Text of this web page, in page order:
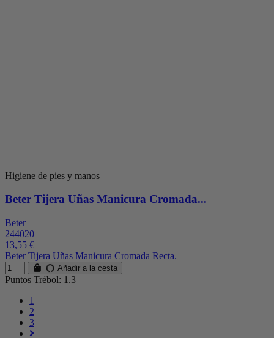
Higiene de pies y manos
Beter Tijera Uñas Manicura Cromada...
Beter
244020
13,55 €
Beter Tijera Uñas Manicura Cromada Recta.
Añadir a la cesta
Puntos Trébol: 1.3
1
2
3